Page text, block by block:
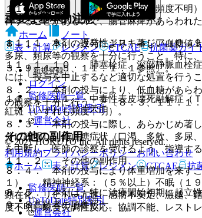
重要な基本的注意
８．１． 本剤の投与により、著しい血糖値
多尿、頻尿等の観察を十分に行うこと。特に
３、９．１．５、１１．１．１参照〕。
８．２． 本剤の投与により、低血糖があら
の観察を十分に行うこと〔８．３、１１．１．
８．３． 本剤の投与に際し、あらかじめ著
分に説明し、高血糖症状（口渇、多飲、多尿
を中断し、医師の診察を受けるよう、指導す
８．４． 本剤の投与により体重増加を来す
８．５． 本剤は、特に治療開始初期に起立
９．８高齢者の項参照〕。
１１．１．８． 麻痺性イレウス（頻度不明
行することがあるので、腸管麻痺があらわれ
１１．１．９． 遅発性ジスキネジア（０．
１１．１．１０． 肺塞栓症、深部静脈血栓
には、投与を中止するなど適切な処置を行う
１１．１．１１． 中毒性表皮壊死融解症（
紅斑（いずれも頻度不明）。
その他の副作用
１１．２． その他の副作用
１）． 精神神経系：（５％以上）不眠（１
顕在化、リビドー亢進、感情不安定、激越、
度不明）統合失調性反応、協調不能、レスト
ホーム
ノート
表・計算
レジメン CTCAE 抗菌薬ガイ
新規登録
ログイン
監修医師一覧
UpToDate特別割引
運営会社
© 2021 HOKUTO Inc. All rights reserved.
利用規約プライバシーポリシーお問い合わせ
ホーム
表・計算 レジメン CTCAE 抗
監修医師一覧
UpToDate特別割引
運営会社